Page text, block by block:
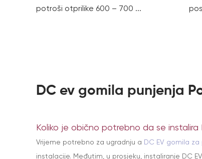
potroši otprilike 600 – 700 ...
DC ev gomila punjenja
Koliko je obično potrebno da se instalira
Vrijeme potrebno za ugradnju a DC EV gomila za
instalacije. Međutim, u prosjeku, instaliranje DC